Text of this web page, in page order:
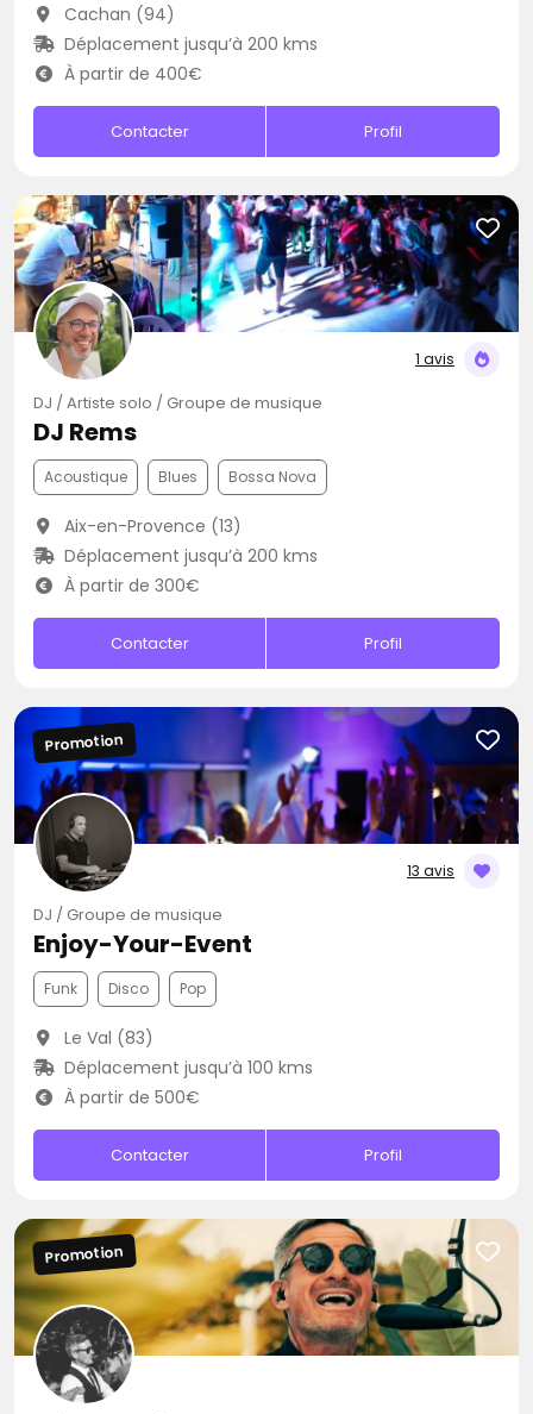
Cachan (94)
Déplacement jusqu’à 200 kms
À partir de 400€
Contacter Profil
1 avis
DJ / Artiste solo / Groupe de musique
DJ Rems
Acoustique Blues Bossa Nova
Aix-en-Provence (13)
Déplacement jusqu’à 200 kms
À partir de 300€
Contacter Profil
13 avis
Promotion
DJ / Groupe de musique
Enjoy-Your-Event
Funk Disco Pop
Le Val (83)
Déplacement jusqu’à 100 kms
À partir de 500€
Contacter Profil
Promotion